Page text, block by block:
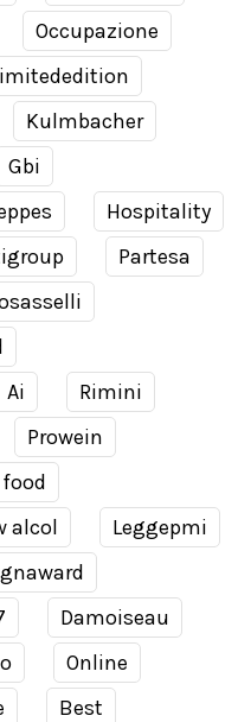
Occupazione
Kulmbacher
Gbi
Hospitality
Partesa
Ai
Rimini
Prowein
alcol
Leggepmi
Damoiseau
Online
Best